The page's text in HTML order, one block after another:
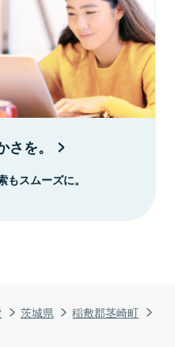
茨城県
稲敷郡茎崎町
を。
スムーズに。